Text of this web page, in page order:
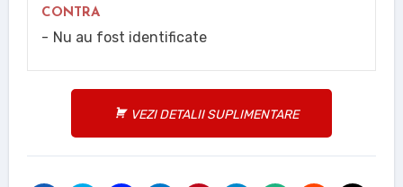
CONTRA
Nu au fost identificate
VEZI DETALII SUPLIMENTARE